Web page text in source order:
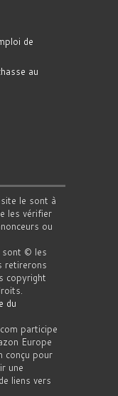
de
au
le sont à
les vérifier
ou
sont © les
retirerons
copyright
du
participe
Europe
conçu pour
une
liens vers